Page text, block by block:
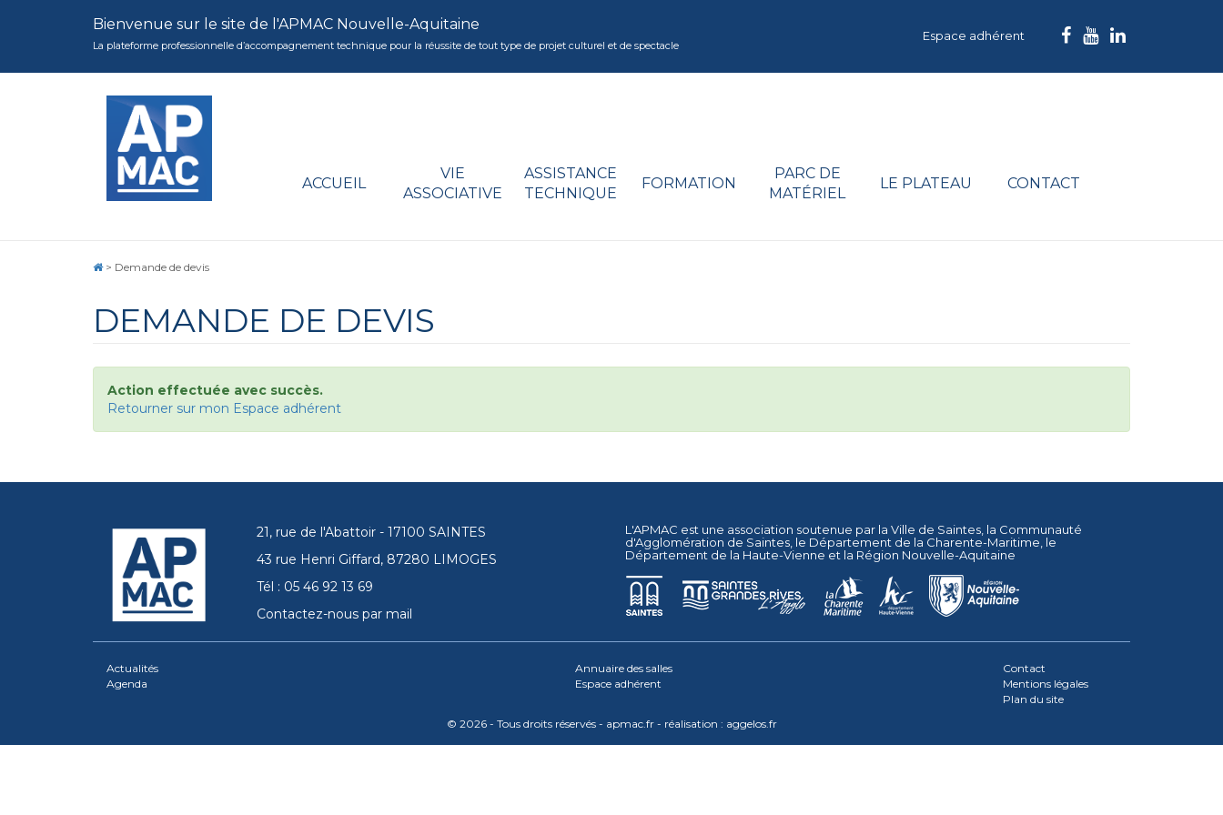
Bienvenue sur le site de l'APMAC Nouvelle-Aquitaine
La plateforme professionnelle d’accompagnement technique pour la réussite de tout type de projet culturel et de spectacle
Espace adhérent
ACCUEIL
VIE
ASSOCIATIVE
ASSISTANCE
TECHNIQUE
FORMATION
PARC DE
MATÉRIEL
LE PLATEAU CONTACT
> Demande de devis
DEMANDE DE DEVIS
Action effectuée avec succès.
Retourner sur mon Espace adhérent
21, rue de l'Abattoir - 17100 SAINTES
43 rue Henri Giffard, 87280 LIMOGES
Tél : 05 46 92 13 69
Contactez-nous par mail
L'APMAC est une association soutenue par la Ville de Saintes , la Communauté
d'Agglomération de Saintes , le Département de la Charente-Maritime , le
Département de la Haute-Vienne et la Région Nouvelle-Aquitaine
Actualités
Agenda
Annuaire des salles
Espace adhérent
Contact
Mentions légales
Plan du site
© 2026 - Tous droits réservés - apmac.fr - réalisation : aggelos.fr